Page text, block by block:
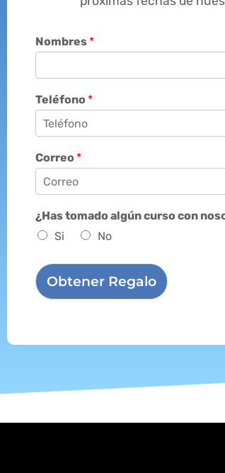
Nombres *
Teléfono *
Correo *
¿Has tomado algún curso con
Si
No
Obtener Regalo